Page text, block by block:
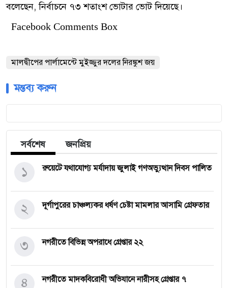
বলেছেন, নির্বাচনে ৭৩ শতাংশ ভোটার ভোট দিয়েছে।
Facebook Comments Box
মালদ্বীপের পার্লামেন্টে মুইজ্জুর দলের নিরঙ্কুশ জয়
মন্তব্য করুন
সর্বশেষ জনপ্রিয়
রুয়েটে যথাযোগ্য মর্যাদায় জুলাই গণঅভ্যুত্থান দিবস পালিত
১
দূর্গাপুরের চাঞ্চল্যকর ধর্ষণ চেষ্টা মামলার আসামি গ্রেফতার
২
নগরীতে বিভিন্ন অপরাধে গ্রেপ্তার ২২
৩
নগরীতে মাদকবিরোধী অভিযানে নারীসহ গ্রেপ্তার ৭
৪